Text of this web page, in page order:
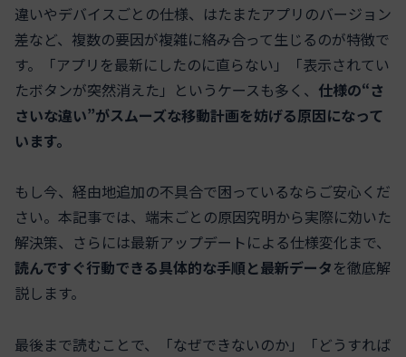
違いやデバイスごとの仕様、はたまたアプリのバージョン
差など、複数の要因が複雑に絡み合って生じるのが特徴で
す。「アプリを最新にしたのに直らない」「表示されてい
たボタンが突然消えた」というケースも多く、 仕様の“さ
さいな違い”がスムーズな移動計画を妨げる原因になって
います。
もし今、経由地追加の不具合で困っているならご安心くだ
さい。本記事では、端末ごとの原因究明から実際に効いた
解決策、さらには最新アップデートによる仕様変化まで、
読んですぐ行動できる具体的な手順と最新データを徹底解
説します。
最後まで読むことで、「なぜできないのか」「どうすれば